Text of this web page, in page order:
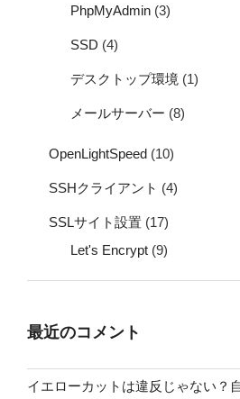
PhpMyAdmin (3)
SSD (4)
デスクトップ環境 (1)
メールサーバー (8)
OpenLightSpeed (10)
SSHクライアント (4)
SSLサイト設置 (17)
Let's Encrypt (9)
最近のコメント
イエローカットは違反じゃない？